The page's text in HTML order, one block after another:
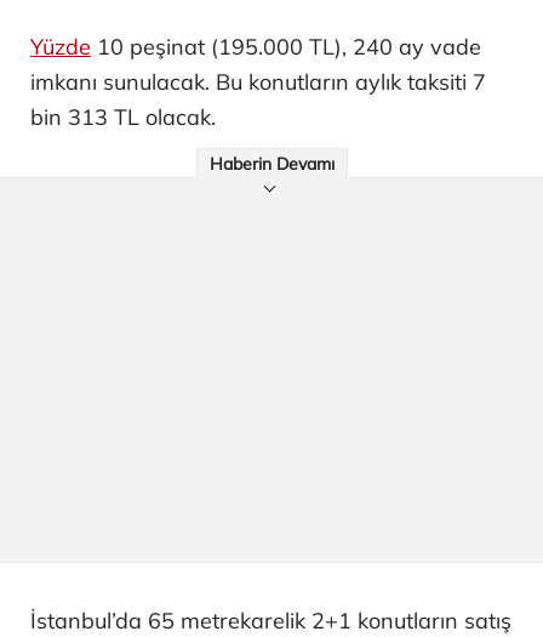
Yüzde 10 peşinat (195.000 TL), 240 ay vade
imkanı sunulacak. Bu konutların aylık taksiti 7
bin 313 TL olacak.
Haberin Devamı
İstanbul’da 65 metrekarelik 2+1 konutların satış